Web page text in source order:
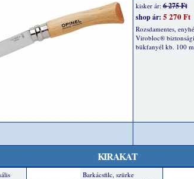
kisker ár:6 275 Ft
shop ár: 5 270 Ft
Rozsdamentes,
Virobloc®
bükfanyél kb. 100
KIRAKAT